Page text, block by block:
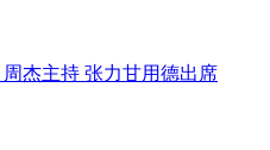
杰主持 张力甘用德出席